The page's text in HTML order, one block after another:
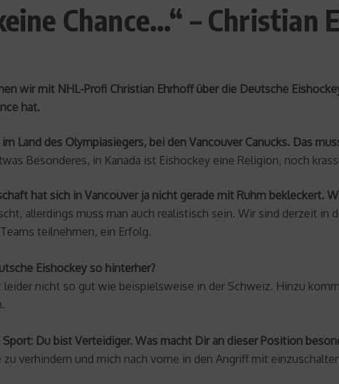
Chance…“ –
wir mit NHL-Profi Christian Ehrhoff über die Deutsche
hat.
Land des Olympiasiegers, bei den Vancouver Canucks. Das
Besonderes, in Kanada ist Eishockey eine Religion, noch
hat sich in Vancouver ja nicht gerade mit Ruhm bekleckert.
allerdings muss man auch realistisch sein. Wir sind derzeit in
teilnehmen, ein Erfolg.
Eishockey so hinterher?
leider nicht so gut wie beispielsweise in der Schweiz. Hinzu
Du bist Verteidiger. Was macht Dir an dieser Position
verhindern und mich nach vorne in den Angriff mit